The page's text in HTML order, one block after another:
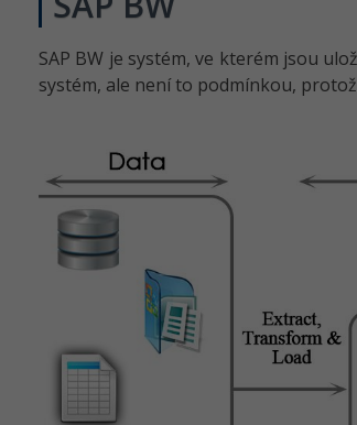
SAP BW je systém, ve kterém jsou
systém, ale není to podmínkou,